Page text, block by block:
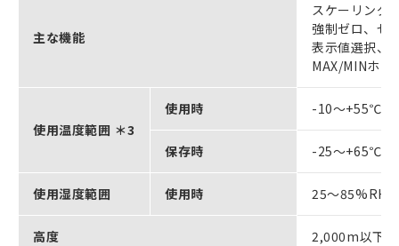
主な機能
スケーリング
強制ゼロ、ゼ
表示値選択、
MAX/MINホー
使用温度範囲 ＊3
使用時 -10～+55℃（
保存時 -25～+65℃（
使用湿度範囲 使用時 25～85%RH
高度 2,000m以下